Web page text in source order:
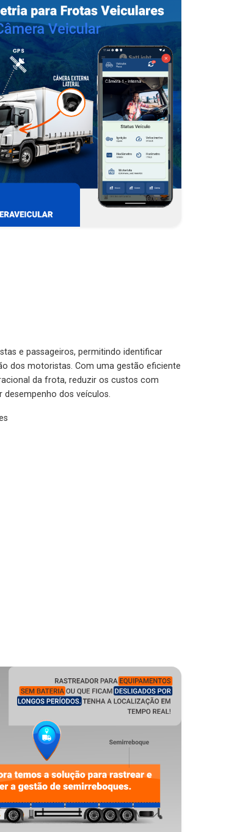
e passageiros, permitindo identificar
dos motoristas. Com uma gestão eficiente
da frota, reduzir os custos com
dos veículos.